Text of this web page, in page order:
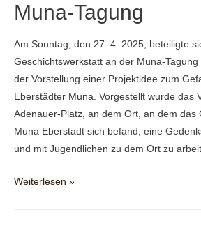
Muna-Tagung
Am Sonntag, den 27. 4. 2025, beteiligte
Geschichtswerkstatt an der Muna-
der Vorstellung einer Projektidee zum
Eberstädter Muna. Vorgestellt wurde das
Adenauer-Platz, an dem Ort, an dem das
Muna Eberstadt sich befand, eine
und mit Jugendlichen zu dem Ort zu
Muna-
Weiterlesen »